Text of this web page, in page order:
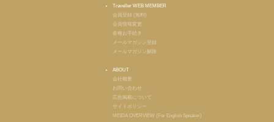
Traveller WEB MEMBER
会員登録 (無料)
会員情報変更
各種お手続き
メールマガジン登録
メールマガジン解除
ABOUT
会社概要
お問い合わせ
広告掲載について
サイトポリシー
MEIDA OVERVIEW (For English Speaker)